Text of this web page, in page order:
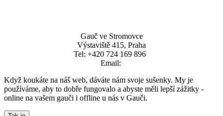
Gauč ve Stromovce
Výstaviště 415, Praha
Tel: +420 724 169 896
Email:
Když koukáte na náš web, dáváte nám svoje sušenky. My je
používáme, aby to dobře fungovalo a abyste měli lepší zážitky -
online na vašem gauči i offline u nás v Gauči.